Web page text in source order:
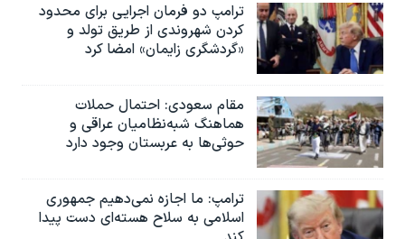
ترامپ دو فرمان اجرایی برای محدود
کردن شهروندی از طریق تولد و
«گردشگری زایمان» امضا کرد
مقام سعودی: احتمال حملات
هماهنگ شبه‌نظامیان عراقی و
حوثی‌ها به عربستان وجود دارد
ترامپ: ما اجازه نمی‌دهیم جمهوری
اسلامی به سلاح هسته‌ای دست پیدا